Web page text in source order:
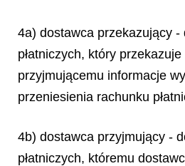
4a) dostawca przekazujący -
płatniczych, który
przyjmującemu informacje
przeniesienia rachunku
4b) dostawca przyjmujący -
płatniczych, któremu